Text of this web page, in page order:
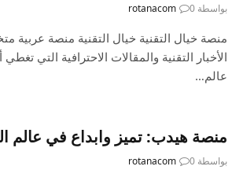
بواسطة rotanacom 0
منصة خيال التقنية خيال التقنية منصة عربية
الأخبار التقنية والمقالات الاحترافية التي
عالم…
منصة هيدب: تميز وابداع في عالم
بواسطة rotanacom 0